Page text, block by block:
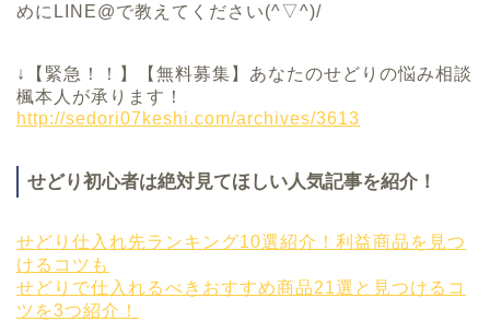
めにLINE@で教えてください(^▽^)/
↓【緊急！！】【無料募集】あなたのせどりの悩み相談
楓本人が承ります！
http://sedori07keshi.com/archives/3613
せどり初心者は絶対見てほしい人気記事を紹介！
せどり仕入れ先ランキング10選紹介！利益商品を見つ
けるコツも
せどりで仕入れるべきおすすめ商品21選と見つけるコ
ツを3つ紹介！